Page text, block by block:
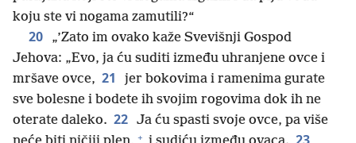
koju ste vi nogama zamutili?“
20
„’Zato im ovako kaže Svevišnji Gospod
Jehova: „Evo, ja ću suditi između uhranjene ovce i
mršave ovce, 21
jer bokovima i ramenima gurate
sve bolesne i bodete ih svojim rogovima dok ih ne
oterate daleko. 22 Ja ću spasti svoje ovce, pa više
+